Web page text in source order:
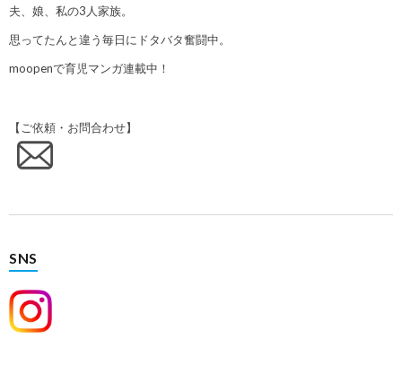
夫、娘、私の3人家族。
思ってたんと違う毎日にドタバタ奮闘中。
moopenで育児マンガ連載中！
【ご依頼・お問合わせ】
SNS